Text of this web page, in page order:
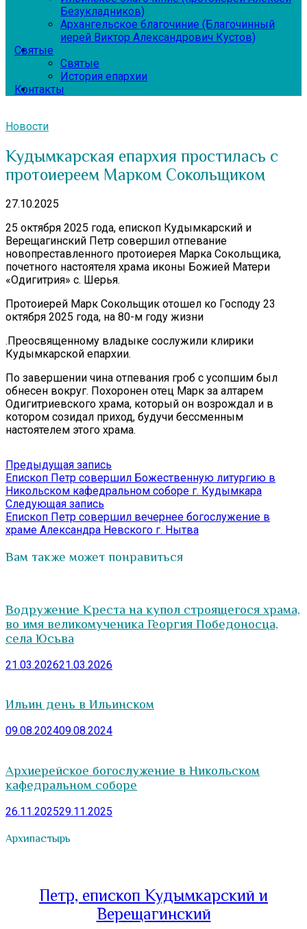
Безукладников)
Архангельское благочиние (Благочинный
иерей Виктор Александрович Кустов)
Святые
Святые
История епархии
Контакты
Новости
Кудымкарская епархия простилась с
протоиереем Марком Сокольщиком
27.10.2025
25 октября 2025 года, епископ Кудымкарский и
Верещагинский Петр совершил отпевание
новопреставленного протоиерея Марка Сокольщика,
почетного настоятеля храма иконы Божией Матери
«Одигитрия» с. Шерья.
Протоиерей Марк Сокольщик отошел ко Господу 23
октября 2025 года, на 80-м году жизни
.Преосвященному владыке сослужили клирики
Кудымкарской епархии.
По завершении чина отпевания гроб с усопшим был
обнесен вокруг. Похоронен отец Марк за алтарем
Одигитриевского храма, который он возрождал и в
котором созидал приход, будучи бессменным
настоятелем этого храма.
Навигация
по
записям
Предыдущая запись
запись:
Епископ Петр совершил Божественную литургию в
Никольском кафедральном соборе г. Кудымкара
Следующая запись
запись:
Епископ Петр совершил вечернее богослужение в
храме Александра Невского г. Нытва
Вам также может понравиться
Водружение Креста на купол строящегося храма,
во имя великомученика Георгия Победоносца,
села Юсьва
21.03.202621.03.2026
Ильин день в Ильинском
09.08.202409.08.2024
Архиерейское богослужение в Никольском
кафедральном соборе
26.11.202529.11.2025
Архипастырь
Петр, епископ Кудымкарский и
Верещагинский